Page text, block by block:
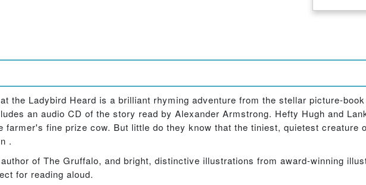
the Ladybird Heard is a brilliant rhyming adventure from the stellar picture-book
an audio CD of the story read by Alexander Armstrong. Hefty Hugh and
fine prize cow. But little do they know that the tiniest, quietest creature
.
of The Gruffalo, and bright, distinctive illustrations from award-winning
for reading aloud.